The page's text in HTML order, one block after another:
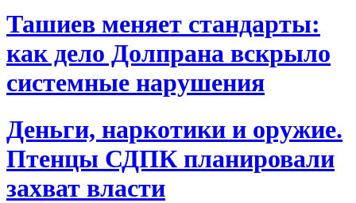
Ташиев меняет стандарты:
как дело Долпрана вскрыло
системные нарушения
Деньги, наркотики и оружие.
Птенцы СДПК планировали
захват власти